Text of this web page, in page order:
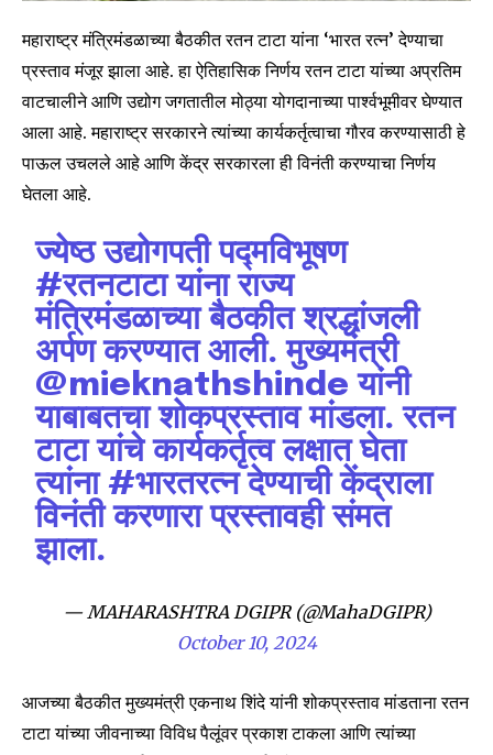
Join our community of
SUBSCRIBERS and be part of the
conversation.
To subscribe, simply enter your email address on our website
or click the subscribe button below. Don't worry, we respect
your privacy and won't spam your inbox. Your information is
safe with us.
SUBSCRIBE
महाराष्ट्र मंत्रिमंडळाच्या बैठकीत रतन टाटा यांना ‘भारत रत्न’ देण्याचा
प्रस्ताव मंजूर झाला आहे. हा ऐतिहासिक निर्णय रतन टाटा यांच्या अप्रतिम
वाटचालीने आणि उद्योग जगतातील मोठ्या योगदानाच्या पार्श्वभूमीवर घेण्यात
आला आहे. महाराष्ट्र सरकारने त्यांच्या कार्यकर्तृत्वाचा गौरव करण्यासाठी हे
पाऊल उचलले आहे आणि केंद्र सरकारला ही विनंती करण्याचा निर्णय
घेतला आहे.
ज्येष्ठ उद्योगपती पद्मविभूषण
#रतनटाटायांना राज्य
मंत्रिमंडळाच्या बैठकीत श्रद्धांजली
अर्पण करण्यात आली. मुख्यमंत्री
@mieknathshinde यांनी
याबाबतचा शोकप्रस्ताव मांडला. रतन
टाटा यांचे कार्यकर्तृत्व लक्षात घेता
त्यांना#भारतरत्नदेण्याची केंद्राला
विनंती करणारा प्रस्तावही संमत
झाला.
— MAHARASHTRA DGIPR (@MahaDGIPR)
October 10, 2024
आजच्या बैठकीत मुख्यमंत्री एकनाथ शिंदे यांनी शोकप्रस्ताव मांडताना रतन
टाटा यांच्या जीवनाच्या विविध पैलूंवर प्रकाश टाकला आणि त्यांच्या